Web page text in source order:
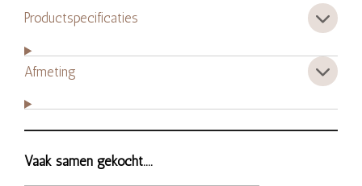
Productspecificaties
Afmeting
Vaak samen gekocht....